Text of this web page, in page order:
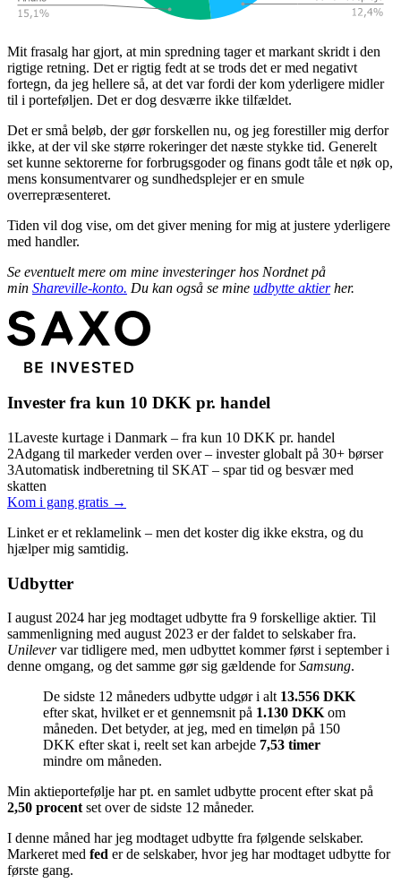
Mit frasalg har gjort, at min spredning tager et markant skridt i den
rigtige retning. Det er rigtig fedt at se trods det er med negativt
fortegn, da jeg hellere så, at det var fordi der kom yderligere midler
til i porteføljen. Det er dog desværre ikke tilfældet.
Det er små beløb, der gør forskellen nu, og jeg forestiller mig derfor
ikke, at der vil ske større rokeringer det næste stykke tid. Generelt
set kunne sektorerne for forbrugsgoder og finans godt tåle et nøk op,
mens konsumentvarer og sundhedsplejer er en smule
overrepræsenteret.
Tiden vil dog vise, om det giver mening for mig at justere yderligere
med handler.
Se eventuelt mere om mine investeringer hos Nordnet på
min Shareville-konto. Du kan også se mine udbytte aktierher.
Invester fra kun 10 DKK pr. handel
1Laveste kurtage i Danmark – fra kun 10 DKK pr. handel
2Adgang til markeder verden over – invester globalt på 30+ børser
3Automatisk indberetning til SKAT – spar tid og besvær med
skatten
Kom i gang gratis →
Linket er et reklamelink – men det koster dig ikke ekstra, og du
hjælper mig samtidig.
Udbytter
I august 2024 har jeg modtaget udbytte fra 9 forskellige aktier. Til
sammenligning med august 2023 er der faldet to selskaber fra.
Unilevervar tidligere med, men udbyttet kommer først i september i
denne omgang, og det samme gør sig gældende forSamsung.
De sidste 12 måneders udbytte udgør i alt 13.556 DKK
efter skat, hvilket er et gennemsnit på 1.130 DKKom
måneden. Det betyder, at jeg, med en timeløn på 150
DKK efter skat i, reelt set kan arbejde 7,53 timer
mindre om måneden.
Min aktieportefølje har pt. en samlet udbytte procent efter skat på
2,50 procentset over de sidste 12 måneder.
I denne måned har jeg modtaget udbytte fra følgende selskaber.
Markeret med fed er de selskaber, hvor jeg har modtaget udbytte for
første gang.